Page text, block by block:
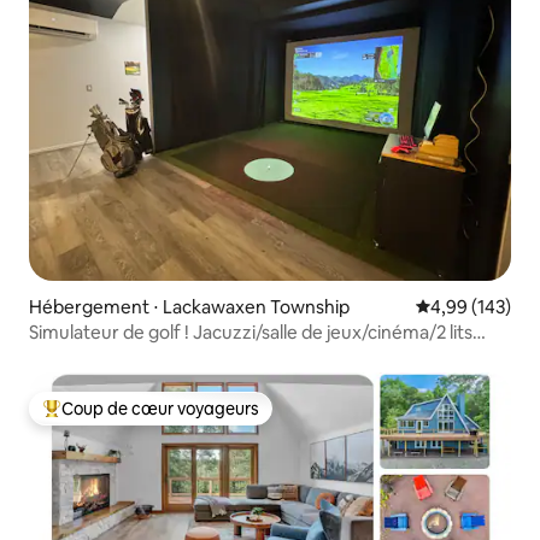
Hébergement ⋅ Lackawaxen Township Évaluation
4,99 (143)
Simulateur de golf ! Jacuzzi/salle de jeux/cinéma/2 lits
Coups de cœur voyageurs les plus appréciés
Coup de cœur voyageurs